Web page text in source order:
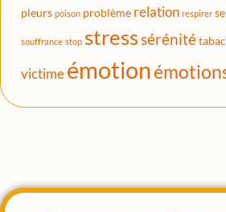
pleurs poison problème relation respirer
souffrance stop stresssérénitétabac
victimeémotion